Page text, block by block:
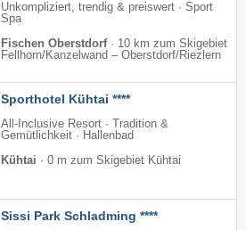
Unkompliziert, trendig & preiswert · Sport
Spa
Fischen Oberstdorf· 10 km zum Skigebiet
Fellhorn/​Kanzelwand – Oberstdorf/​Riezlern
Sporthotel Kühtai ****
All-Inclusive Resort · Tradition &
Gemütlichkeit · Hallenbad
Kühtai · 0 m zum Skigebiet Kühtai
Sissi Park Schladming ****